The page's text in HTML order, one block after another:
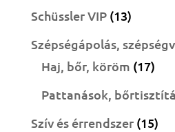
termék
Schüssler VIP 1313
termék
Szépségápolás,
Haj, bőr, köröm 1717
Pattanások,
Szív és érrendszer 1515